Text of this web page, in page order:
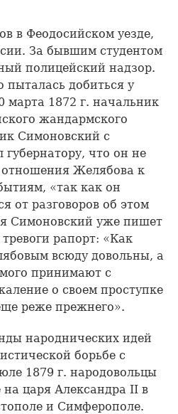
в Феодосийском уезде,
За бывшим студентом
полицейский надзор.
добиться у
марта 1872 г. начальник
жандармского
Симоновский с
что он не
Желябова к
«так как он
от разговоров об этом
Симоновский уже пишет
рапорт: «Как
всюду довольны, а
принимают с
о своем проступке
реже прежнего».
народнических идей
борьбе с
1879 г. народовольцы
царя Александра II в
и Симферополе.